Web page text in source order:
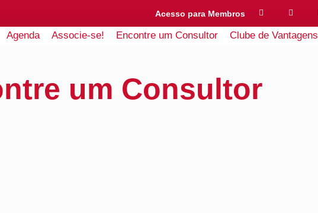
Acesso para Membros
Agenda Associe-se! Encontre um Consultor Clube de Vantagens
um Consultor